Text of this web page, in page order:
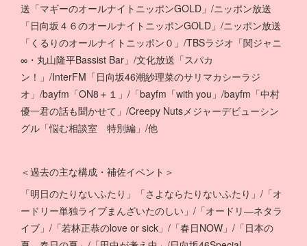
送「マギーのオールナイトニッポンGOLD」/ニッポン放送
「日向坂４６のオールナイトニッポンGOLD」/ニッポン放送
「くるりのオールナイトニッポン０」/TBSラジオ「関ジャニ
∞・丸山隆平Bassist Bar」/文化放送「スパカ
ン！」/InterFM「日向坂46潮紗理菜のサリマカシーラジ
オ」/bayfm「ON8＋１」/「bayfm「with you」/bayfm「中村
優一君の話も聞かせて」/Creepy Nutsメジャーデビューシン
グル「悩む相談室 特別編」/他
＜過去の主な構成・補佐イベント＞
「明日のたりないふたり」「さよならたりないふたり」/「オ
ードリー単独ライブまんざいたのしい」/「オードリ―ネタラ
イブ」/「若林正恭のlove or sick」/「春日NOW」/「日本の